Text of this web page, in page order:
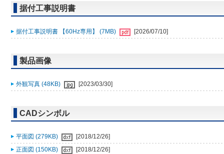
据付工事説明書
据付工事説明書 【60Hz専用】 (7MB) [2026/07/10]
製品画像
外観写真 (48KB) [2023/03/30]
CADシンボル
平面図 (279KB)
[2018/12/26]
正面図 (150KB)
[2018/12/26]